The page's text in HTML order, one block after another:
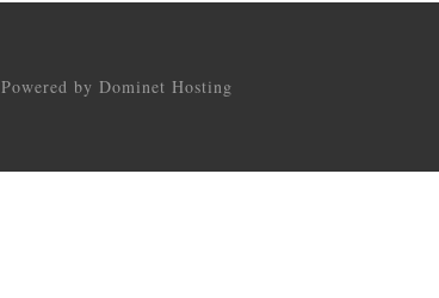
Powered by Dominet Hosting